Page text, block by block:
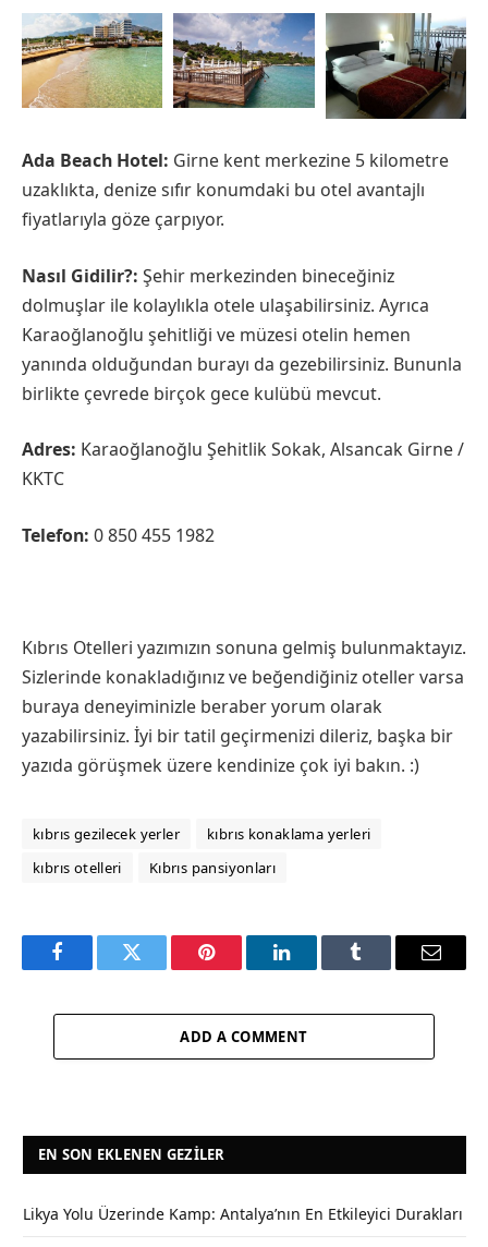
Ada Beach Hotel: Girne kent merkezine 5 kilometre
uzaklıkta, denize sıfır konumdaki bu otel avantajlı
fiyatlarıyla göze çarpıyor.
Nasıl Gidilir?: Şehir merkezinden bineceğiniz
dolmuşlar ile kolaylıkla otele ulaşabilirsiniz. Ayrıca
Karaoğlanoğlu şehitliği ve müzesi otelin hemen
yanında olduğundan burayı da gezebilirsiniz. Bununla
birlikte çevrede birçok gece kulübü mevcut.
Adres: Karaoğlanoğlu Şehitlik Sokak, Alsancak Girne /
KKTC
Telefon: 0 850 455 1982
Kıbrıs Otelleri yazımızın sonuna gelmiş bulunmaktayız.
Sizlerinde konakladığınız ve beğendiğiniz oteller varsa
buraya deneyiminizle beraber yorum olarak
yazabilirsiniz. İyi bir tatil geçirmenizi dileriz, başka bir
yazıda görüşmek üzere kendinize çok iyi bakın. :)
kıbrıs gezilecek yerler
kıbrıs konaklama yerleri
kıbrıs otelleri
Kıbrıs pansiyonları
FacebookTwitter Pinterest LinkedInTumblr Email
ADD A COMMENT
EN SON EKLENEN GEZILER
Likya Yolu Üzerinde Kamp: Antalya’nın En Etkileyici Durakları